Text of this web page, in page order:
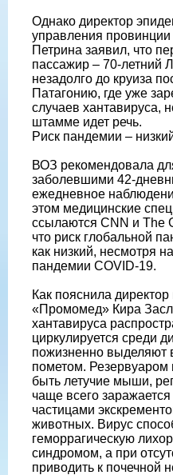
Однако директор
управления
Петрина заявил, что
пассажир – 70-летний
незадолго до круиза
Патагонию, где уже
случаев хантавируса,
штамме идет речь.
Риск пандемии –
ВОЗ рекомендовала
заболевшими 42-
ежедневное
этом медицинские
ссылаются CNN и The
что риск глобальной
как низкий, несмотря
пандемии COVID-19.
Как пояснила
«Промомед» Кира
хантавируса
циркулируется среди
пожизненно выделяют
пометом. Резервуаром
быть летучие мыши,
чаще всего
частицами
животных. Вирус
геморрагическую
синдромом, а при
приводить к почечной